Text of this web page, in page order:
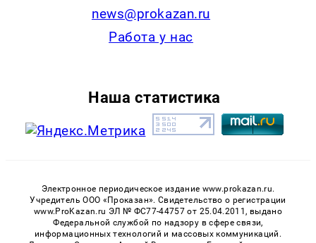
news@prokazan.ru
Работа у нас
Наша статистика
Электронное периодическое издание www.prokazan.ru.
Учредитель ООО «Проказан». Cвидетельство о регистрации
www.ProKazan.ru ЭЛ № ФС77-44757 от 25.04.2011, выдано
Федеральной службой по надзору в сфере связи,
информационных технологий и массовых коммуникаций.